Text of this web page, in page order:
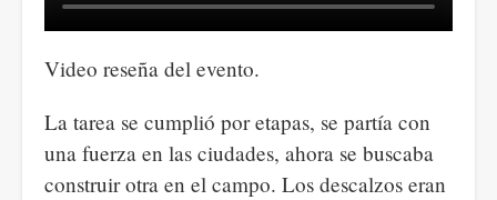
Video reseña del evento.
La tarea se cumplió por etapas, se partía con
una fuerza en las ciudades, ahora se buscaba
construir otra en el campo. Los descalzos eran